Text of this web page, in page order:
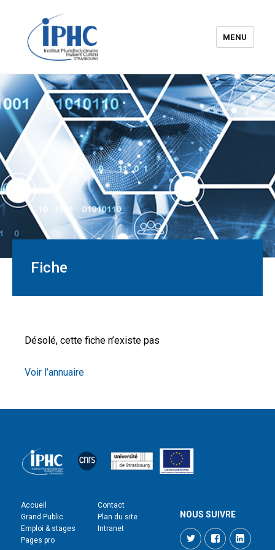
Institut pluridisciplinaire Hubert
Curien – IPHC
MENU
Fiche
Désolé, cette fiche n’existe pas
Voir l’annuaire
Accueil
Grand Public
Emploi & stages
Pages pro
Contact
Plan du site
Intranet
NOUS SUIVRE
TwitterFacebook